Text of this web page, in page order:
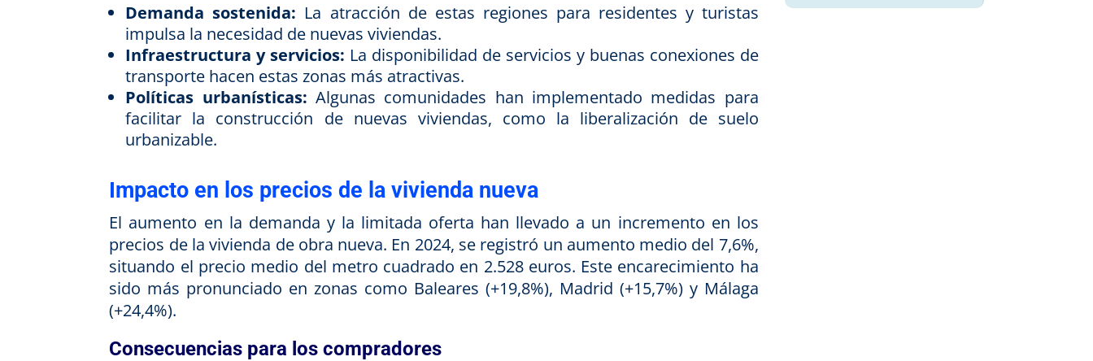
Demanda sostenida: La atracción de estas regiones para residentes y turistas
impulsa la necesidad de nuevas viviendas.
Infraestructura y servicios: La disponibilidad de servicios y buenas conexiones de
transporte hacen estas zonas más atractivas.
Políticas urbanísticas: Algunas comunidades han implementado medidas para
facilitar la construcción de nuevas viviendas, como la liberalización de suelo
urbanizable.
Impacto en los precios de la vivienda nueva
El aumento en la demanda y la limitada oferta han llevado a un incremento en los
precios de la vivienda de obra nueva. En 2024, se registró un aumento medio del 7,6%,
situando el precio medio del metro cuadrado en 2.528 euros. Este encarecimiento ha
sido más pronunciado en zonas como Baleares (+19,8%), Madrid (+15,7%) y Málaga
(+24,4%).
Consecuencias para los compradores